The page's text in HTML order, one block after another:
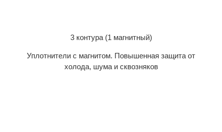
3 контура (1 магнитный)
Уплотнители с магнитом. Повышенная защита от
холода, шума и сквозняков